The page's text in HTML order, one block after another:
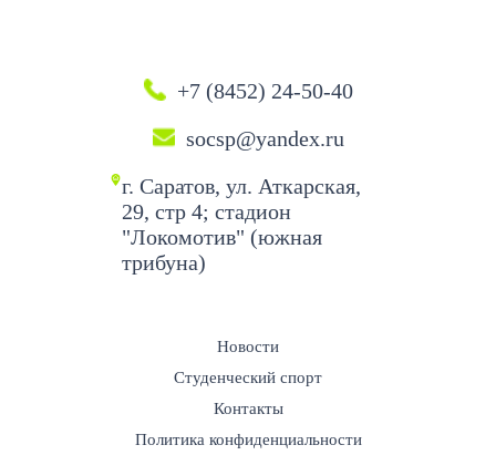
+7 (8452) 24-50-40
socsp@yandex.ru
г. Саратов, ул. Аткарская,
29, стр 4; стадион
"Локомотив" (южная
трибуна)
Новости
Студенческий спорт
Контакты
Политика конфиденциальности